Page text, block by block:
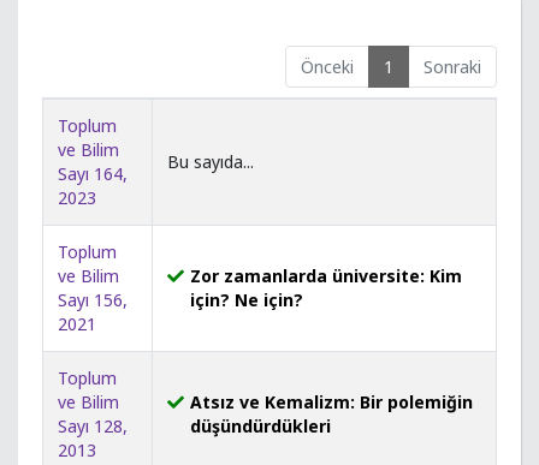
Önceki 1 Sonraki
Toplum
ve Bilim
Sayı 164,
2023
Bu sayıda...
Toplum
ve Bilim
Sayı 156,
2021
Zor zamanlarda üniversite: Kim
için? Ne için?
Toplum
ve Bilim
Sayı 128,
2013
Atsız ve Kemalizm: Bir polemiğin
düşündürdükleri